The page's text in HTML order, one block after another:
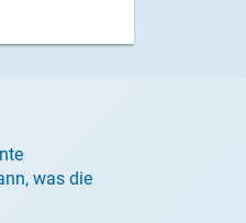
was die